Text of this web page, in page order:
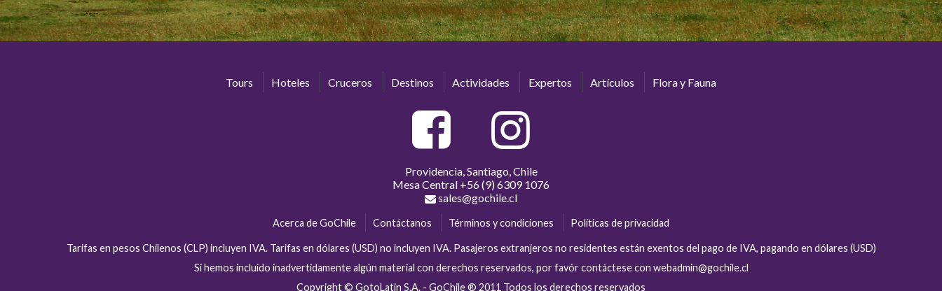
Tours Hoteles Cruceros Destinos Actividades Expertos Artículos Flora y Fauna
Providencia, Santiago, Chile
Mesa Central +56 (9) 6309 1076
sales@gochile.cl
Acerca de GoChile Contáctanos Términos y condiciones Políticas de privacidad
Tarifas en pesos Chilenos (CLP) incluyen IVA. Tarifas en dólares (USD) no incluyen IVA. Pasajeros extranjeros no residentes están exentos del pago de IVA, pagando en dólares (USD)
Si hemos incluído inadvertidamente algún material con derechos reservados, por favór contáctese con webadmin@gochile.cl
Copyright © GotoLatin S.A. - GoChile ® 2011 Todos los derechos reservados